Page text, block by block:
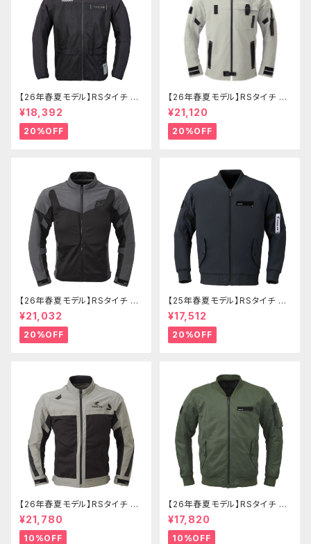
【26年春夏モデル】RSタイチ RS
J334 エアーフリップパーカ
¥18,392
20%OFF
【26年春夏モデル】RSタイチ RS
J335 クイックドライパーカ
¥21,120
20%OFF
【26年春夏モデル】RSタイチ RS
J342 クイックドライレーサージ
ャケット
¥21,032
20%OFF
【25年春夏モデル】RSタイチ RS
J343 クイックドライフライトジ
ャケット
¥17,512
20%OFF
【26年春夏モデル】RSタイチ RS
J345 トルクエアージャケット
¥21,780
10%OFF
【26年春夏モデル】RSタイチ RS
J351 エアーフライトジャケット
¥17,820
10%OFF